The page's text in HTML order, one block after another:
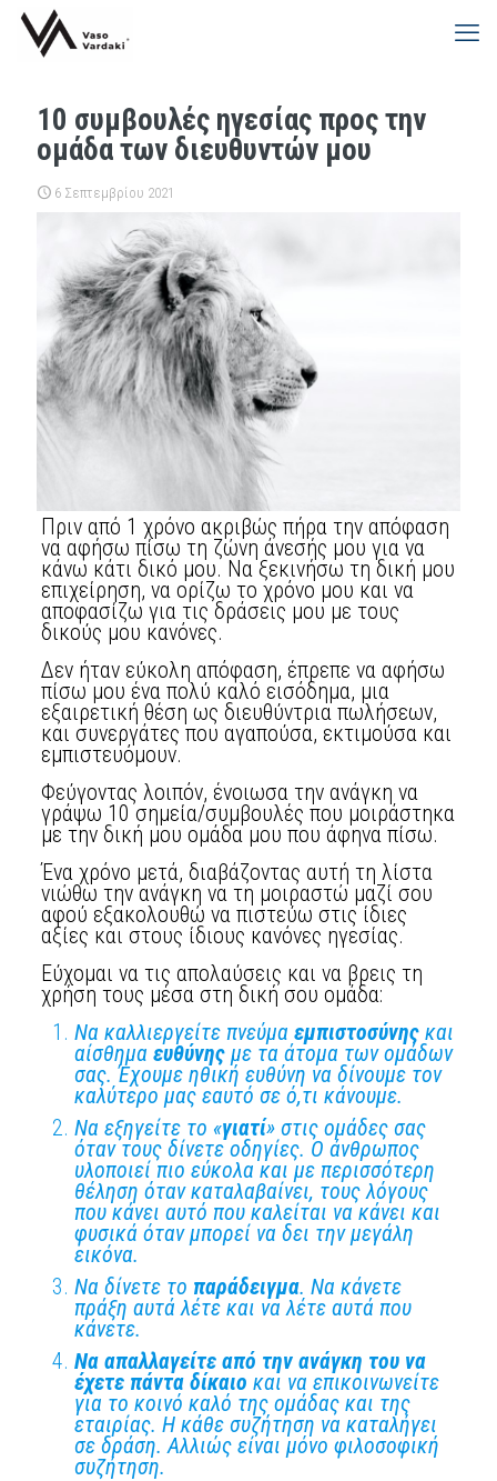
10 συμβουλές ηγεσίας προς την
ομάδα των διευθυντών μου
6 Σεπτεμβρίου 2021
Πριν από 1 χρόνο ακριβώς πήρα την απόφαση
να αφήσω πίσω τη ζώνη άνεσής μου για να
κάνω κάτι δικό μου. Να ξεκινήσω τη δική μου
επιχείρηση, να ορίζω το χρόνο μου και να
αποφασίζω για τις δράσεις μου με τους
δικούς μου κανόνες.
Δεν ήταν εύκολη απόφαση, έπρεπε να αφήσω
πίσω μου ένα πολύ καλό εισόδημα, μια
εξαιρετική θέση ως διευθύντρια πωλήσεων,
και συνεργάτες που αγαπούσα, εκτιμούσα και
εμπιστευόμουν.
Φεύγοντας λοιπόν, ένοιωσα την ανάγκη να
γράψω 10 σημεία/συμβουλές που μοιράστηκα
με την δική μου ομάδα μου που άφηνα πίσω.
Ένα χρόνο μετά, διαβάζοντας αυτή τη λίστα
νιώθω την ανάγκη να τη μοιραστώ μαζί σου
αφού εξακολουθώ να πιστεύω στις ίδιες
αξίες και στους ίδιους κανόνες ηγεσίας.
Εύχομαι να τις απολαύσεις και να βρεις τη
χρήση τους μέσα στη δική σου ομάδα:
Να καλλιεργείτε πνεύμα εμπιστοσύνηςκαι
αίσθημα ευθύνηςμε τα άτομα των ομάδων
σας. Έχουμε ηθική ευθύνη να δίνουμε τον
καλύτερο μας εαυτό σε ό,τι κάνουμε.
Να εξηγείτε το «γιατί» στις ομάδες σας
όταν τους δίνετε οδηγίες. Ο άνθρωπος
υλοποιεί πιο εύκολα και με περισσότερη
θέληση όταν καταλαβαίνει, τους λόγους
που κάνει αυτό που καλείται να κάνει και
φυσικά όταν μπορεί να δει την μεγάλη
εικόνα.
Να δίνετε το παράδειγμα. Να κάνετε
πράξη αυτά λέτε και να λέτε αυτά που
κάνετε.
Να απαλλαγείτε από την ανάγκη του να
έχετε πάντα δίκαιο και να επικοινωνείτε
για το κοινό καλό της ομάδας και της
εταιρίας. Η κάθε συζήτηση να καταλήγει
σε δράση. Αλλιώς είναι μόνο φιλοσοφική
συζήτηση.